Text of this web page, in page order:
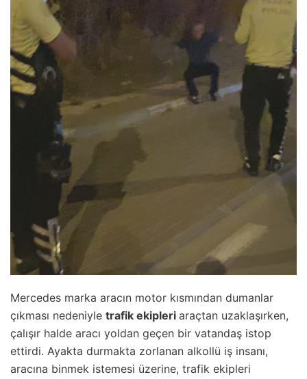
Mercedes marka aracın motor kısmından dumanlar
çıkması nedeniyle trafik ekipleri araçtan uzaklaşırken,
çalışır halde aracı yoldan geçen bir vatandaş istop
ettirdi. Ayakta durmakta zorlanan alkollü iş insanı,
aracına binmek istemesi üzerine, trafik ekipleri